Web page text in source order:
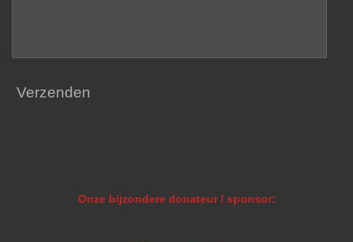
Verzenden
Onze bijzondere donateur / sponsor: